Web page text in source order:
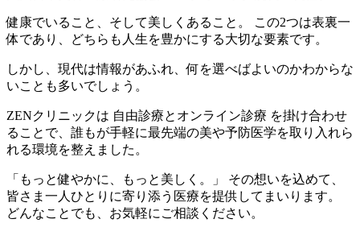
健康でいること、そして美しくあること。 この2つは表裏一
体であり、どちらも人生を豊かにする大切な要素です。
しかし、現代は情報があふれ、何を選べばよいのかわからな
いことも多いでしょう。
ZENクリニックは 自由診療とオンライン診療 を掛け合わせ
ることで、誰もが手軽に最先端の美や予防医学を取り入れら
れる環境を整えました。
「もっと健やかに、もっと美しく。」 その想いを込めて、
皆さま一人ひとりに寄り添う医療を提供してまいります。
どんなことでも、お気軽にご相談ください。